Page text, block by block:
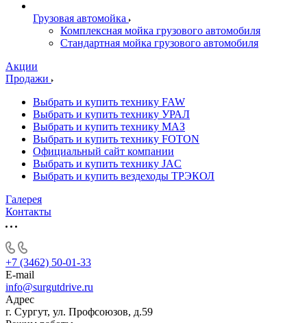
Грузовая автомойка
Комплексная мойка грузового автомобиля
Стандартная мойка грузового автомобиля
Акции
Продажи
Выбрать и купить технику FAW
Выбрать и купить технику УРАЛ
Выбрать и купить технику МАЗ
Выбрать и купить технику FOTON
Официальный сайт компании
Выбрать и купить технику JAC
Выбрать и купить вездеходы ТРЭКОЛ
Галерея
Контакты
+7 (3462) 50-01-33
E-mail
info@surgutdrive.ru
Адрес
г. Сургут, ул. Профсоюзов, д.59